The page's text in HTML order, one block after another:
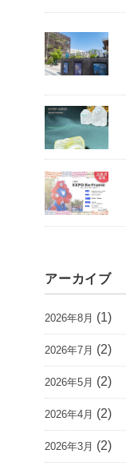
アーカイブ
2026年8月 (1)
2026年7月 (2)
2026年5月 (2)
2026年4月 (2)
2026年3月 (2)